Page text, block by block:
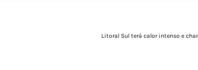
Litoral Sul terá calor intenso e